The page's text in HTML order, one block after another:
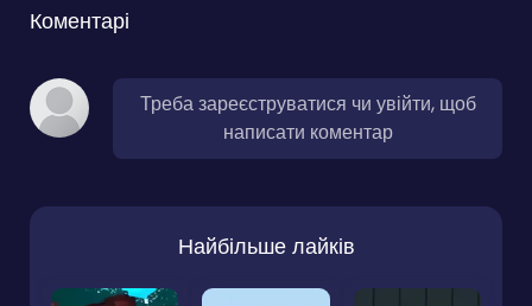
Коментарі
Треба зареєструватися чи увійти, щоб
написати коментар
Найбільше лайків